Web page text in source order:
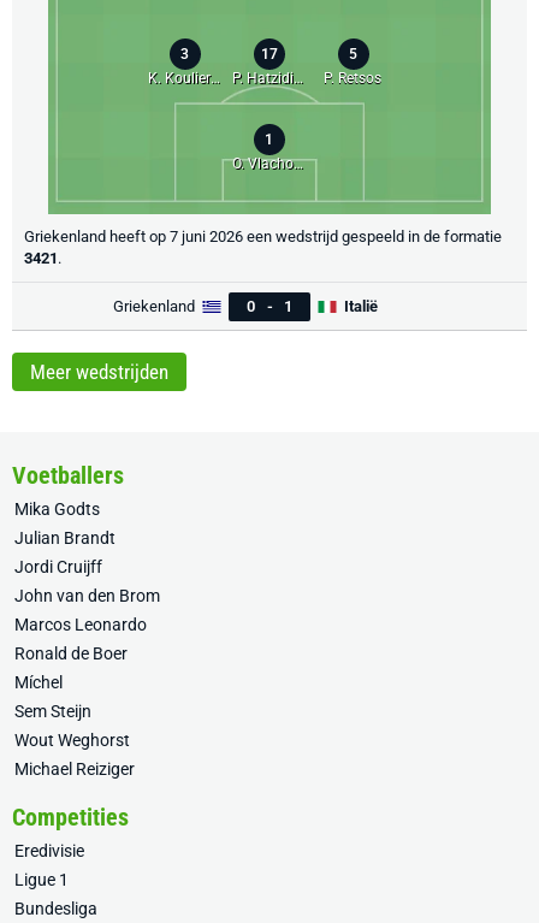
1
O. Vlachodimos
3
K. Koulierakis
17
P. Hatzidiakos
5
P. Retsos
Griekenland heeft op 7 juni 2026 een wedstrijd gespeeld in de formatie
3421 .
Griekenland 0 - 1 Italië
Meer wedstrijden
Voetballers
Mika Godts
Julian Brandt
Jordi Cruijff
John van den Brom
Marcos Leonardo
Ronald de Boer
Míchel
Sem Steijn
Wout Weghorst
Michael Reiziger
Competities
Eredivisie
Ligue 1
Bundesliga